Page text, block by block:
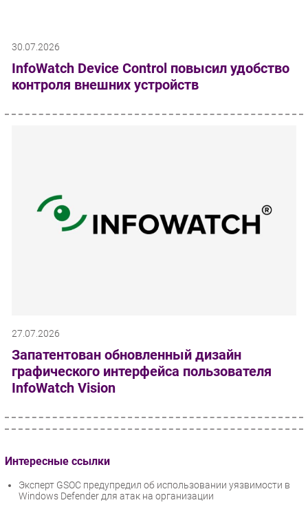
30.07.2026
InfoWatch Device Control повысил удобство
контроля внешних устройств
27.07.2026
Запатентован обновленный дизайн
графического интерфейса пользователя
InfoWatch Vision
Интересные ссылки
Эксперт GSOC предупредил об использовании уязвимости в
Windows Defender для атак на организации